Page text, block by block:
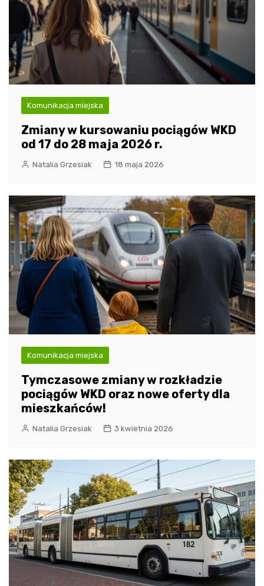
Komunikacja miejska
Zmiany w kursowaniu pociągów WKD
od 17 do 28 maja 2026 r.
Natalia Grzesiak 18 maja 2026
Komunikacja miejska
Tymczasowe zmiany w rozkładzie
pociągów WKD oraz nowe oferty dla
mieszkańców!
Natalia Grzesiak 3 kwietnia 2026